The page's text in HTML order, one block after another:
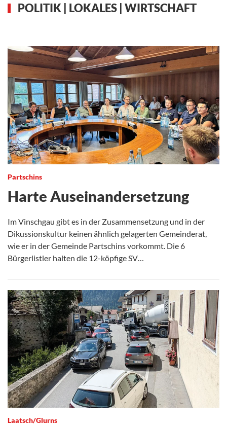
POLITIK | LOKALES | WIRTSCHAFT
Partschins
Harte Auseinandersetzung
Im Vinschgau gibt es in der Zusammensetzung und in der
Dikussionskultur keinen ähnlich gelagerten Gemeinderat,
wie er in der Gemeinde Partschins vorkommt. Die 6
Bürgerlistler halten die 12-köpfige SV…
Laatsch/Glurns